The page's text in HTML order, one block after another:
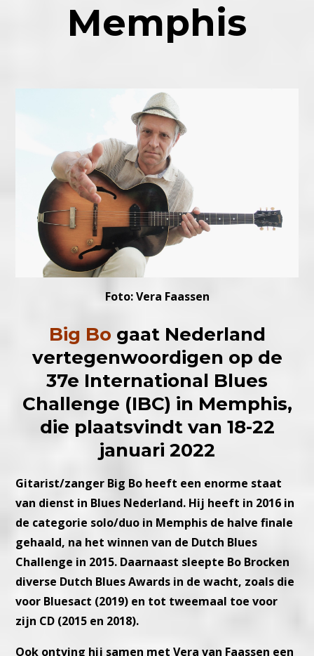
Memphis
Foto: Vera Faassen
Big Bo gaat Nederland
vertegenwoordigen op de
37e International Blues
Challenge (IBC) in Memphis,
die plaatsvindt van 18-22
januari 2022
Gitarist/zanger Big Bo heeft een enorme staat
van dienst in Blues Nederland. Hij heeft in 2016 in
de categorie solo/duo in Memphis de halve finale
gehaald, na het winnen van de Dutch Blues
Challenge in 2015. Daarnaast sleepte Bo Brocken
diverse Dutch Blues Awards in de wacht, zoals die
voor Bluesact (2019) en tot tweemaal toe voor
zijn CD (2015 en 2018).
Ook ontving hij samen met Vera van Faassen een